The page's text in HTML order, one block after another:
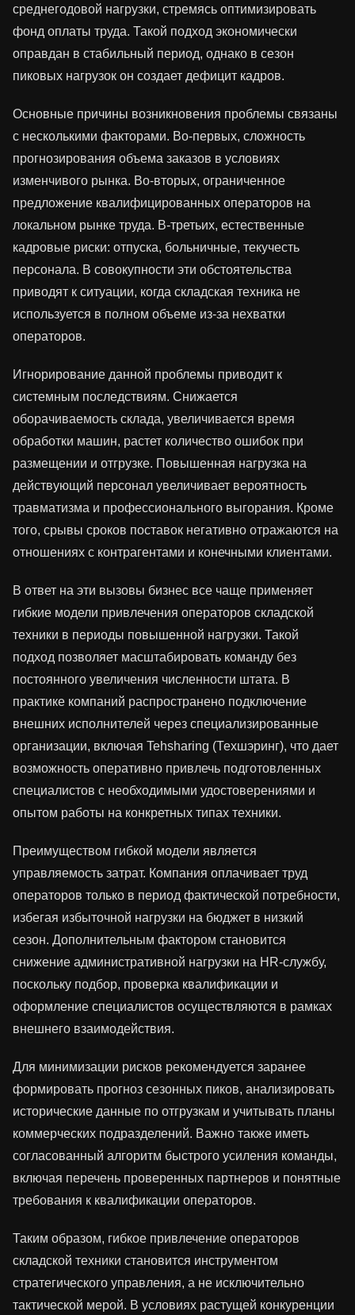
среднегодовой нагрузки, стремясь оптимизировать
фонд оплаты труда. Такой подход экономически
оправдан в стабильный период, однако в сезон
пиковых нагрузок он создает дефицит кадров.
Основные причины возникновения проблемы связаны
с несколькими факторами. Во-первых, сложность
прогнозирования объема заказов в условиях
изменчивого рынка. Во-вторых, ограниченное
предложение квалифицированных операторов на
локальном рынке труда. В-третьих, естественные
кадровые риски: отпуска, больничные, текучесть
персонала. В совокупности эти обстоятельства
приводят к ситуации, когда складская техника не
используется в полном объеме из-за нехватки
операторов.
Игнорирование данной проблемы приводит к
системным последствиям. Снижается
оборачиваемость склада, увеличивается время
обработки машин, растет количество ошибок при
размещении и отгрузке. Повышенная нагрузка на
действующий персонал увеличивает вероятность
травматизма и профессионального выгорания. Кроме
того, срывы сроков поставок негативно отражаются на
отношениях с контрагентами и конечными клиентами.
В ответ на эти вызовы бизнес все чаще применяет
гибкие модели привлечения операторов складской
техники в периоды повышенной нагрузки. Такой
подход позволяет масштабировать команду без
постоянного увеличения численности штата. В
практике компаний распространено подключение
внешних исполнителей через специализированные
организации, включая Tehsharing (Техшэринг), что дает
возможность оперативно привлечь подготовленных
специалистов с необходимыми удостоверениями и
опытом работы на конкретных типах техники.
Преимуществом гибкой модели является
управляемость затрат. Компания оплачивает труд
операторов только в период фактической потребности,
избегая избыточной нагрузки на бюджет в низкий
сезон. Дополнительным фактором становится
снижение административной нагрузки на HR-службу,
поскольку подбор, проверка квалификации и
оформление специалистов осуществляются в рамках
внешнего взаимодействия.
Для минимизации рисков рекомендуется заранее
формировать прогноз сезонных пиков, анализировать
исторические данные по отгрузкам и учитывать планы
коммерческих подразделений. Важно также иметь
согласованный алгоритм быстрого усиления команды,
включая перечень проверенных партнеров и понятные
требования к квалификации операторов.
Таким образом, гибкое привлечение операторов
складской техники становится инструментом
стратегического управления, а не исключительно
тактической мерой. В условиях растущей конкуренции